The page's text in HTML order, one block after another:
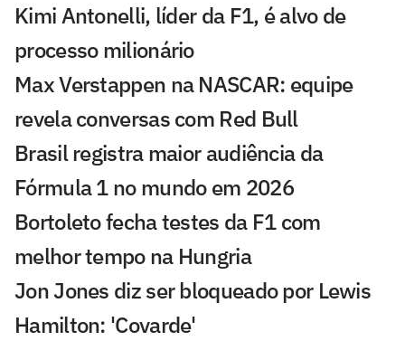
Kimi Antonelli, líder da F1, é alvo de
processo milionário
Max Verstappen na NASCAR: equipe
revela conversas com Red Bull
Brasil registra maior audiência da
Fórmula 1 no mundo em 2026
Bortoleto fecha testes da F1 com
melhor tempo na Hungria
Jon Jones diz ser bloqueado por Lewis
Hamilton: 'Covarde'